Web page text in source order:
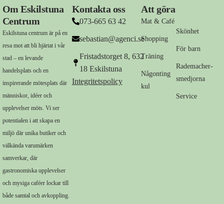
Om Eskilstuna
Centrum
Eskilstuna centrum är på en
resa mot att bli hjärtat i vår
stad – en levande
handelsplats och en
inspirerande mötesplats där
människor, idéer och
upplevelser möts. Vi ser
potentialen i att skapa en
miljö där unika butiker och
välkända varumärken
samverkar, där
gastronomiska upplevelser
och mysiga caféer lockar till
både samtal och avkoppling.
Kontakta oss
073-665 63 42
sebastian@agenci.se
Fristadstorget 8, 632
18 Eskilstuna
Integritetspolicy
Att göra
Mat & Café
Shopping
Träning
Någonting
kul
Skönhet
För barn
Rademacher-
smedjorna
Service